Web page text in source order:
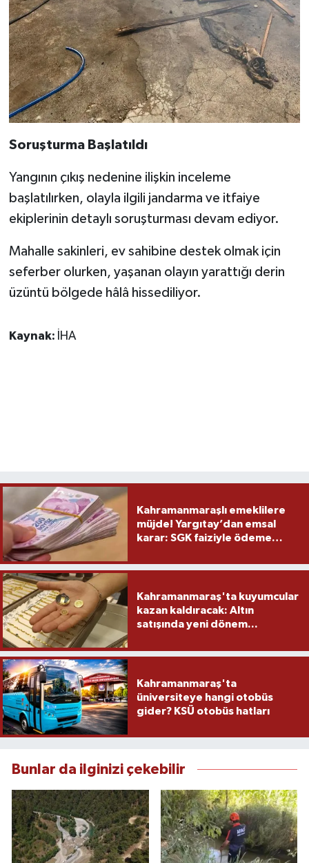
Soruşturma Başlatıldı
Yangının çıkış nedenine ilişkin inceleme
başlatılırken, olayla ilgili jandarma ve itfaiye
ekiplerinin detaylı soruşturması devam ediyor.
Mahalle sakinleri, ev sahibine destek olmak için
seferber olurken, yaşanan olayın yarattığı derin
üzüntü bölgede hâlâ hissediliyor.
Kaynak: İHA
Kahramanmaraşlı emeklilere
müjde! Yargıtay’dan emsal
karar: SGK faiziyle ödeme
Kahramanmaraş'ta kuyumcular
kazan kaldıracak: Altın
satışında yeni dönem...
Kahramanmaraş'ta
üniversiteye hangi otobüs
gider? KSÜ otobüs hatları
Bunlar da ilginizi çekebilir